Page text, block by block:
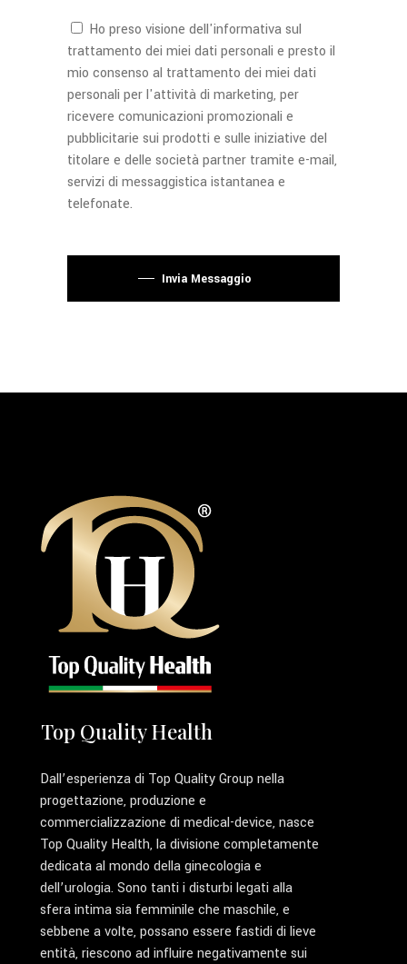
Ho preso visione dell'informativasul
trattamento dei miei dati personali e presto il
mio consenso al trattamento dei miei dati
personali per l'attività di marketing, per
ricevere comunicazioni promozionali e
pubblicitarie sui prodotti e sulle iniziative del
titolare e delle società partner tramite e-mail,
servizi di messaggistica istantanea e
telefonate.
Invia Messaggio
Top Quality Health
Dall’esperienza di Top Quality Group nella
progettazione, produzione e
commercializzazione di medical-device, nasce
Top Quality Health, la divisione completamente
dedicata al mondo della ginecologia e
dell’urologia. Sono tanti i disturbi legati alla
sfera intima sia femminile che maschile, e
sebbene a volte, possano essere fastidi di lieve
entità, riescono ad influire negativamente sui